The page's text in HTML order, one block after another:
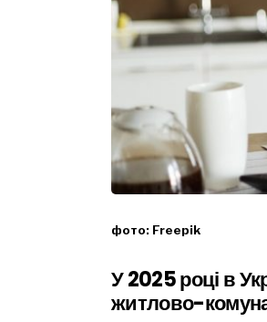
фото: Freepik
У 2025 році в
житлово-